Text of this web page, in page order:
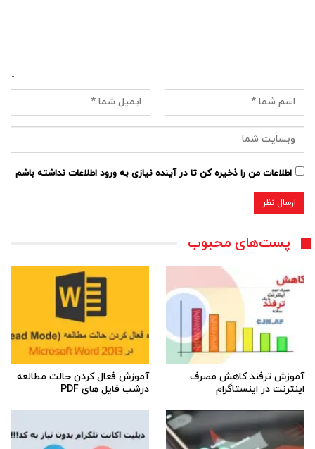
اطلاعات من را ذخیره کن تا در آینده نیازی به ورود اطلاعات نداشته باشم
پست‌های محبوب
آموزش ترفند کاهش مصرف
اینترنت در اینستاگرام
آموزش فعال کردن حالت مطالعه
درشب فایل های PDF